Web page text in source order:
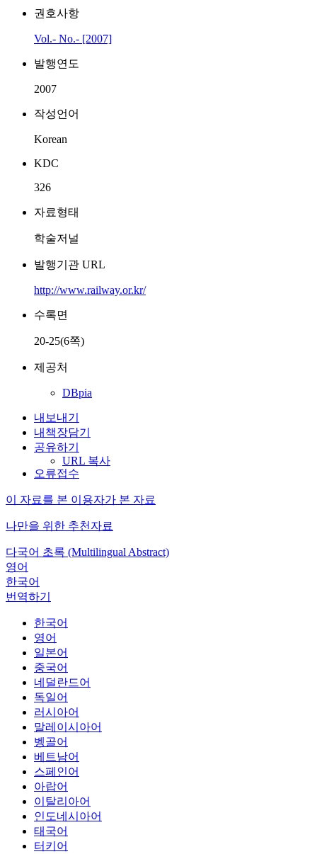
권호사항
Vol.- No.- [2007]
발행연도
2007
작성언어
Korean
KDC
326
자료형태
학술저널
발행기관 URL
http://www.railway.or.kr/
수록면
20-25(6쪽)
제공처
DBpia
내보내기
내책장담기
공유하기
URL 복사
오류접수
이 자료를 본 이용자가 본 자료
나만을 위한 추천자료
다국어 초록 (Multilingual Abstract)
영어
한국어
번역하기
한국어
영어
일본어
중국어
네덜란드어
독일어
러시아어
말레이시아어
벵골어
베트남어
스페인어
아랍어
이탈리아어
인도네시아어
태국어
터키어